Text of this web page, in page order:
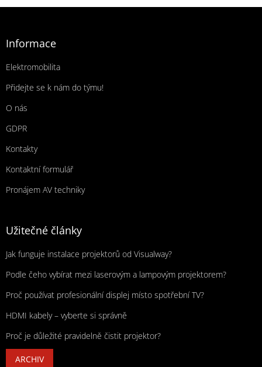
Zápatí
Informace
Elektromobilita
Přidejte se k nám do týmu!
O nás
GDPR
Kontakty
Kontaktní formulář
Pronájem AV techniky
Užitečné články
Jak funguje instalace projektorů od Visualway?
Podle čeho vybírat mezi laserovým a lampovým projektorem?
Proč používat profesionální displej místo spotřební TV?
HDMI kabely – vyberte si správně
Proč je důležité pravidelně čistit projektor?
ARCHIV